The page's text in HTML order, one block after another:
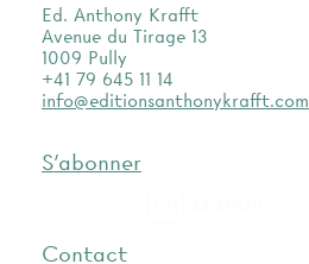
Ed. Anthony Krafft
Avenue du Tirage 13
1009 Pully
+41 79 645 11 14
info@editionsanthonykrafft.com
S'abonner
Contact